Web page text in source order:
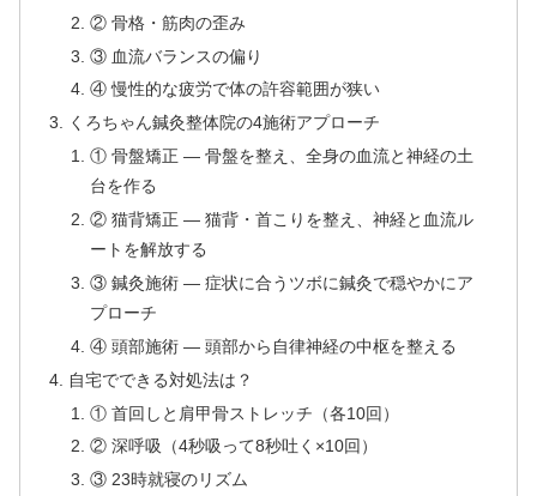
② 骨格・筋肉の歪み
③ 血流バランスの偏り
④ 慢性的な疲労で体の許容範囲が狭い
くろちゃん鍼灸整体院の4施術アプローチ
① 骨盤矯正 — 骨盤を整え、全身の血流と神経の土
台を作る
② 猫背矯正 — 猫背・首こりを整え、神経と血流ル
ートを解放する
③ 鍼灸施術 — 症状に合うツボに鍼灸で穏やかにア
プローチ
④ 頭部施術 — 頭部から自律神経の中枢を整える
自宅でできる対処法は？
① 首回しと肩甲骨ストレッチ（各10回）
② 深呼吸（4秒吸って8秒吐く×10回）
③ 23時就寝のリズム